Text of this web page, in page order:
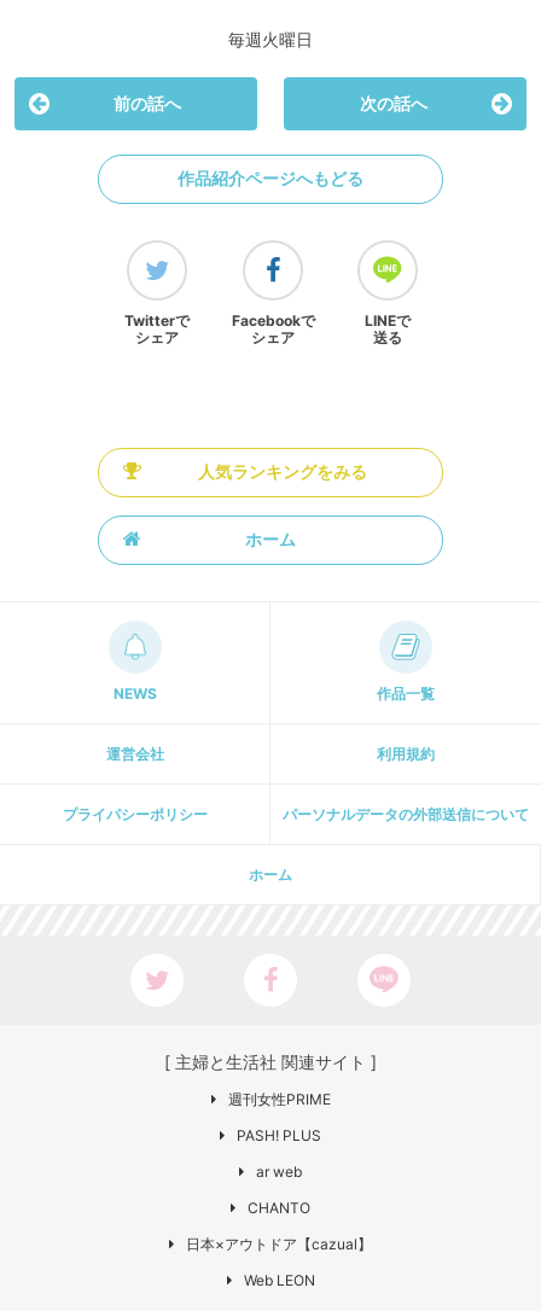
毎週火曜日
前の話へ 次の話へ
作品紹介ページへもどる
Twitterで
シェア
Facebookで
シェア
LINEで
送る
人気ランキングをみる
ホーム
NEWS 作品一覧
運営会社 利用規約
プライパシーポリシー パーソナルデータの外部送信について
ホーム
[ 主婦と生活社 関連サイト ]
週刊女性PRIME
PASH! PLUS
ar web
CHANTO
日本×アウトドア【cazual】
Web LEON